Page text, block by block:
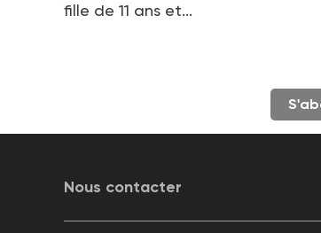
fille de 11 ans et...
Nous contacter